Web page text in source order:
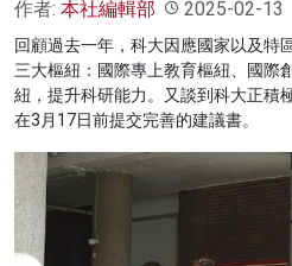
作者: 本社編輯部 2025-02-13
回顧過去一年，科大因應國家以及特
三大樞紐：國際專上教育樞紐、國際
紐，提升科研能力。又談到科大正積
在3月17日前提交完善的建議書。